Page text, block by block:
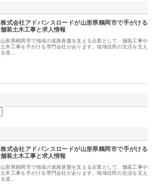
株式会社アドバンスロードが山形県鶴岡市で手がける
舗装土木工事と求人情報
山形県鶴岡市で地域の道路基盤を支える企業として、舗装工事や
土木工事を手がける専門会社があります。地域住民の生活を支え
る道…
株式会社アドバンスロードが山形県鶴岡市で手がける
舗装土木工事と求人情報
山形県鶴岡市で地域の道路基盤を支える企業として、舗装工事や
土木工事を手がける専門会社があります。地域住民の生活を支え
る道…